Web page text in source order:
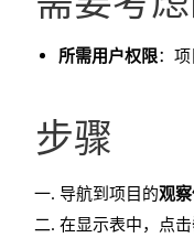
所需用户权限：
步骤
导航到项目的观
在显示表中，点击